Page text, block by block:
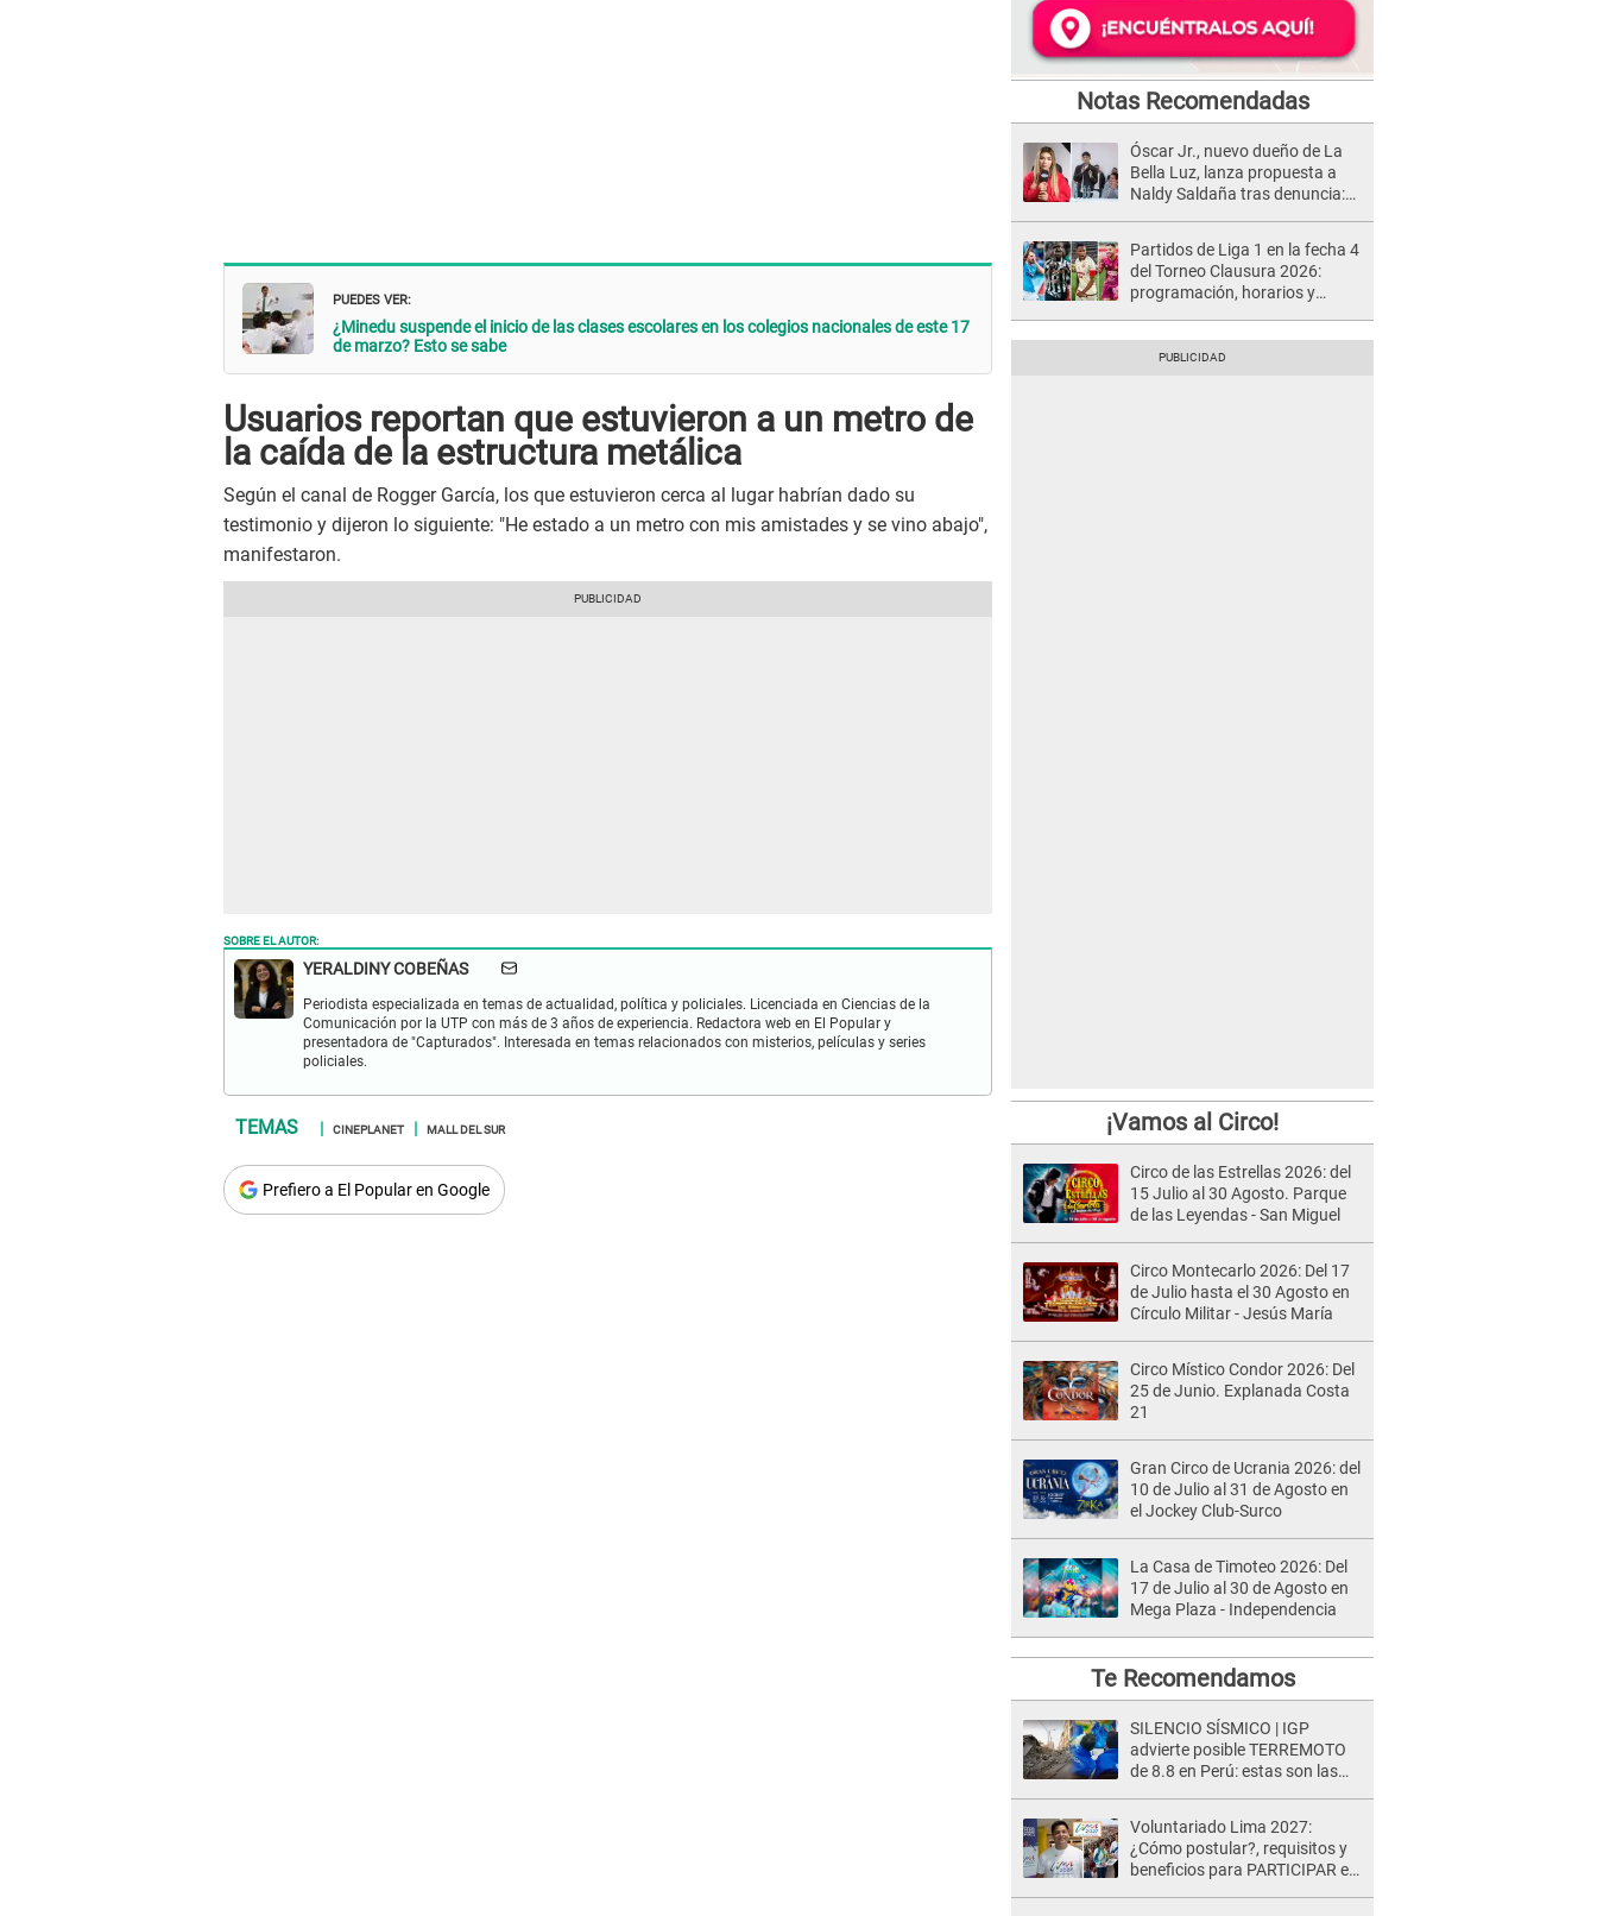
PUEDES VER:
¿Minedu suspende el inicio de las clases escolares en los colegios nacionales de este 17
de marzo? Esto se sabe
Usuarios reportan que estuvieron a un metro de
la caída de la estructura metálica
Según el canal de Rogger García, los que estuvieron cerca al lugar habrían dado su
testimonio y dijeron lo siguiente: "He estado a un metro con mis amistades y se vino abajo",
manifestaron.
SOBRE EL AUTOR:
YERALDINY COBEÑAS
Periodista especializada en temas de actualidad, política y policiales. Licenciada en Ciencias de la
Comunicación por la UTP con más de 3 años de experiencia. Redactora web en El Popular y
presentadora de "Capturados". Interesada en temas relacionados con misterios, películas y series
policiales.
CINEPLANET MALL DEL SUR
Prefiero a El Popular en Google
Notas Recomendadas
Óscar Jr., nuevo dueño de La
Bella Luz, lanza propuesta a
Naldy Saldaña tras denuncia:
Partidos de Liga 1 en la fecha 4
del Torneo Clausura 2026:
programación, horarios y
¡Vamos al Circo!
Circo de las Estrellas 2026: del
15 Julio al 30 Agosto. Parque
de las Leyendas - San Miguel
Circo Montecarlo 2026: Del 17
de Julio hasta el 30 Agosto en
Círculo Militar - Jesús María
Circo Místico Condor 2026: Del
25 de Junio. Explanada Costa
21
Gran Circo de Ucrania 2026: del
10 de Julio al 31 de Agosto en
el Jockey Club-Surco
La Casa de Timoteo 2026: Del
17 de Julio al 30 de Agosto en
Mega Plaza - Independencia
Te Recomendamos
SILENCIO SÍSMICO | IGP
advierte posible TERREMOTO
de 8.8 en Perú: estas son las
Voluntariado Lima 2027:
¿Cómo postular?, requisitos y
beneficios para PARTICIPAR en